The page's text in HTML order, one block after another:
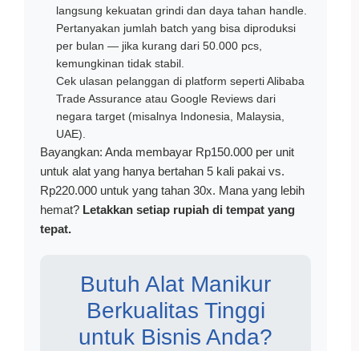
langsung kekuatan grindi dan daya tahan handle.
Pertanyakan jumlah batch yang bisa diproduksi
per bulan — jika kurang dari 50.000 pcs,
kemungkinan tidak stabil.
Cek ulasan pelanggan di platform seperti Alibaba
Trade Assurance atau Google Reviews dari
negara target (misalnya Indonesia, Malaysia,
UAE).
Bayangkan: Anda membayar Rp150.000 per unit
untuk alat yang hanya bertahan 5 kali pakai vs.
Rp220.000 untuk yang tahan 30x. Mana yang lebih
hemat? Letakkan setiap rupiah di tempat yang
tepat.
Butuh Alat Manikur
Berkualitas Tinggi
untuk Bisnis Anda?